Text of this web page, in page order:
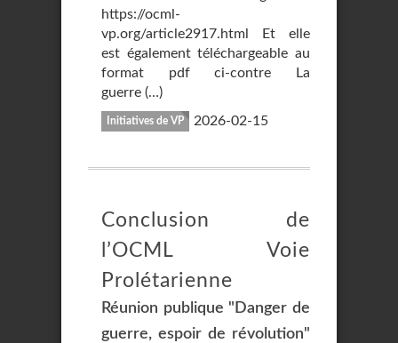
https://ocml-
vp.org/article2917.html Et elle
est également téléchargeable au
format pdf ci-contre La
guerre (…)
Initiatives de VP 2026-02-15
Conclusion de
l’OCML Voie
Prolétarienne
Réunion publique "Danger de
guerre, espoir de révolution"